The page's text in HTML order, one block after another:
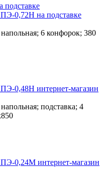
подставке
напольная; 6 конфорок; 380
напольная; подставка; 4